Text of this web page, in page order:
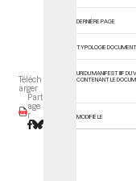
Téléch
arger
Part
age
r
M
DERNIÈRE PAGE
TYPOLOGIE
URI DU MANIFEST IIIF DU
CONTENANT LE
MODIFIÉ LE